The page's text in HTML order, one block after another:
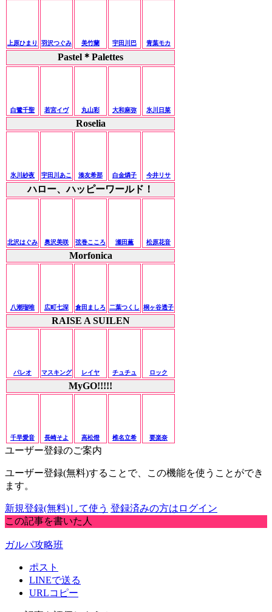
上原ひまり 羽沢つぐみ 美竹蘭 宇田川巴 青葉モカ
Pastel＊Palettes
白鷺千聖 若宮イヴ 丸山彩 大和麻弥 氷川日菜
Roselia
氷川紗夜 宇田川あこ 湊友希那 白金燐子 今井リサ
ハロー、ハッピーワールド！
北沢はぐみ 奥沢美咲 弦巻こころ 瀬田薫 松原花音
Morfonica
八潮瑠唯 広町七深 倉田ましろ 二葉つくし 桐ヶ谷透子
RAISE A SUILEN
パレオ マスキング レイヤ チュチュ ロック
MyGO!!!!!
千早愛音 長崎そよ 高松燈 椎名立希 要楽奈
ユーザー登録のご案内
ユーザー登録(無料)することで、この機能を使うことができ
ます。
新規登録(無料)して使う 登録済みの方はログイン
この記事を書いた人
ガルパ攻略班
ポスト
LINEで送る
URLコピー